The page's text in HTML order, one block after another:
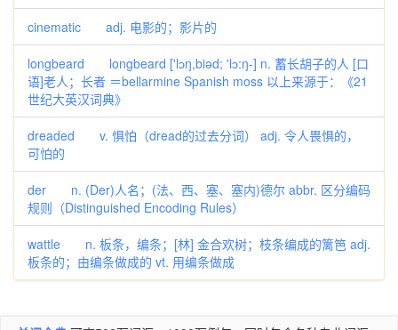
cinematic adj. 电影的；影片的
longbeard longbeard ['lɔŋ,biəd; 'lɔ:ŋ-] n. 蓄长胡子的人 [口
语]老人；长者 ＝bellarmine Spanish moss 以上来源于：《21
世纪大英汉词典》
dreaded v. 惧怕（dread的过去分词） adj. 令人畏惧的，
可怕的
der n. (Der)人名；(法、西、塞、塞内)德尔 abbr. 区分编码
规则（Distinguished Encoding Rules）
wattle n. 板条，编条；[林] 金合欢树；枝条编成的篱笆 adj.
板条的；由编条做成的 vt. 用编条做成